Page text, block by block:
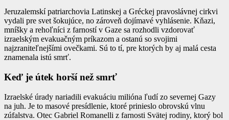
Jeruzalemskí patriarchovia Latinskej a Gréckej pravoslávnej cirkvi
vydali pre svet šokujúce, no zároveň dojímavé vyhlásenie. Kňazi,
mníšky a rehoľníci z farností v Gaze sa rozhodli vzdorovať
izraelským evakuačným príkazom a ostanú so svojimi
najzraniteľnejšími ovečkami. Sú to tí, pre ktorých by aj malá cesta
znamenala istú smrť.
Keď je útek horší než smrť
Izraelské úrady nariadili evakuáciu milióna ľudí zo severnej Gazy
na juh. Je to masové presídlenie, ktoré prinieslo obrovskú vlnu
zúfalstva. Otec Gabriel Romanelli z farnosti Svätej rodiny, ktorý bol